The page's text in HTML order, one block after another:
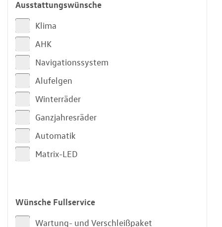
Ausstattungswünsche
Klima
AHK
Navigationssystem
Alufelgen
Winterräder
Ganzjahresräder
Automatik
Matrix-LED
Wünsche Fullservice
Wartung- und Verschleißpaket